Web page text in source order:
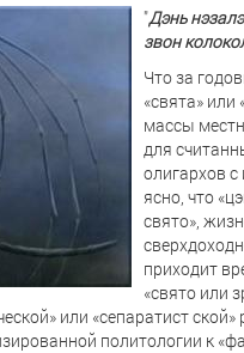
"Дэнь
звон
Что за
«свята»
массы
для
олигархов с
ясно, что
свято»,
приходит
«свято или
или «сепаратист ской»
политологии к